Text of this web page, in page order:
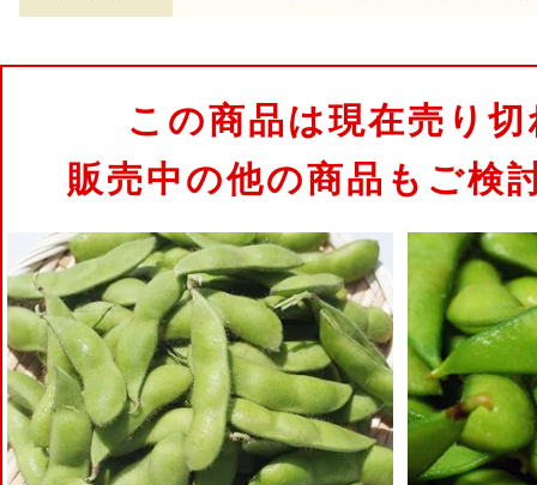
この商品は現在売り
販売中の他の商品もご検